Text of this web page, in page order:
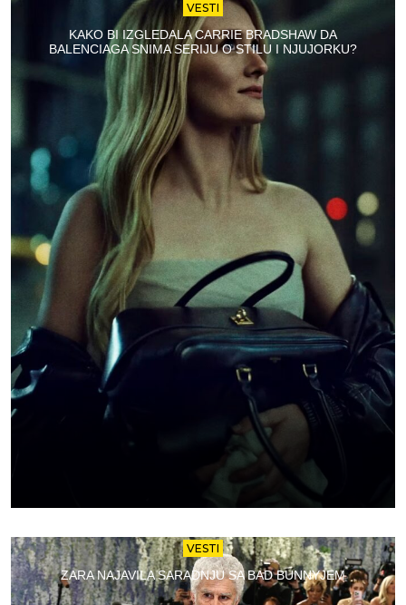
VESTI
KAKO BI IZGLEDALA CARRIE BRADSHAW DA
BALENCIAGA SNIMA SERIJU O STILU I NJUJORKU?
VESTI
ZARA NAJAVILA SARADNJU SA BAD BUNNYJEM